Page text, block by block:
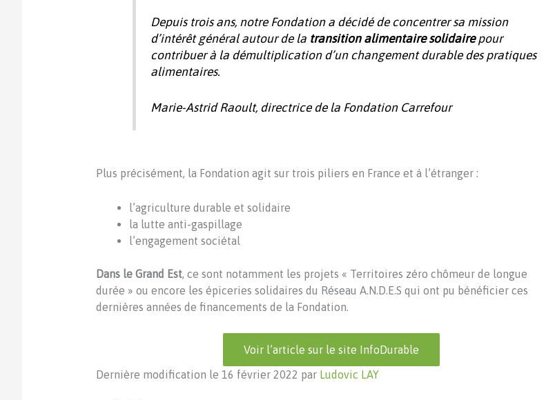
Depuis trois ans, notre Fondation a décidé de concentrer sa mission
d’intérêt général autour de latransition alimentaire solidairepour
contribuer à la démultiplication d’un changement durable des pratiques
alimentaires.
Marie-Astrid Raoult, directrice de la Fondation Carrefour
Plus précisément, la Fondation agit sur trois piliers en France et à l’étranger :
l’agriculture durable et solidaire
la lutte anti-gaspillage
l’engagement sociétal
Dans le Grand Est, ce sont notamment les projets « Territoires zéro chômeur de longue
durée » ou encore les épiceries solidaires du Réseau A.N.D.E.S qui ont pu bénéficier ces
dernières années de financements de la Fondation.
Voir l’article sur le site InfoDurable
Dernière modification le 16 février 2022 par Ludovic LAY